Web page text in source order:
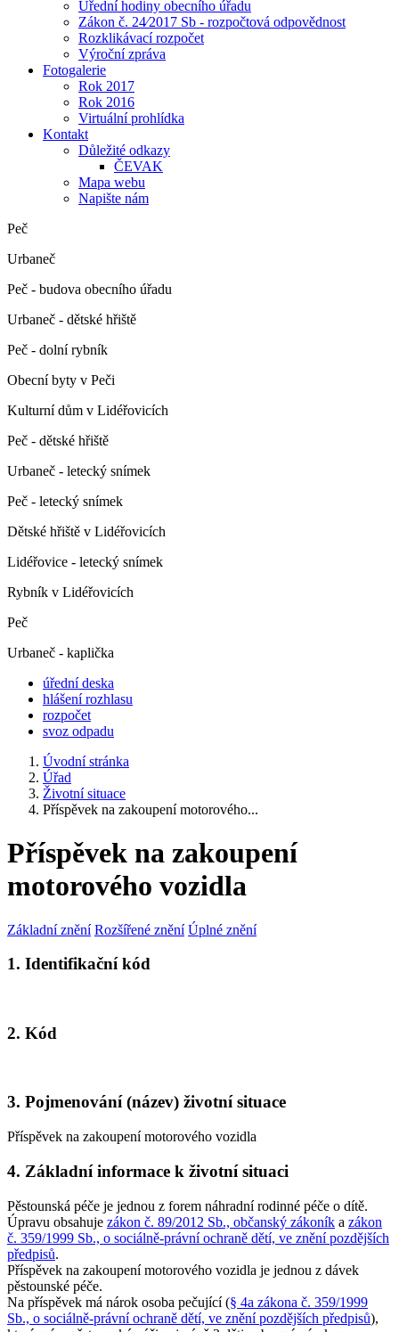
Úřední hodiny obecního úřadu
Zákon č. 24⁄2017 Sb - rozpočtová odpovědnost
Rozklikávací rozpočet
Výroční zpráva
Fotogalerie
Rok 2017
Rok 2016
Virtuální prohlídka
Kontakt
Důležité odkazy
ČEVAK
Mapa webu
Napište nám
Peč
Urbaneč
Peč - budova obecního úřadu
Urbaneč - dětské hřiště
Peč - dolní rybník
Obecní byty v Peči
Kulturní dům v Lidéřovicích
Peč - dětské hřiště
Urbaneč - letecký snímek
Peč - letecký snímek
Dětské hřiště v Lidéřovicích
Lidéřovice - letecký snímek
Rybník v Lidéřovicích
Peč
Urbaneč - kaplička
úřední deska
hlášení rozhlasu
rozpočet
svoz odpadu
Úvodní stránka
Úřad
Životní situace
Příspěvek na zakoupení motorového...
Příspěvek na zakoupení
motorového vozidla
Základní znění Rozšířené znění Úplné znění
1. Identifikační kód
2. Kód
3. Pojmenování (název) životní situace
Příspěvek na zakoupení motorového vozidla
4. Základní informace k životní situaci
Pěstounská péče je jednou z forem náhradní rodinné péče o dítě.
Úpravu obsahuje zákon č. 89/2012 Sb., občanský zákoník a zákon
č. 359/1999 Sb., o sociálně-právní ochraně dětí, ve znění pozdějších
předpisů.
Příspěvek na zakoupení motorového vozidla je jednou z dávek
pěstounské péče.
Na příspěvek má nárok osoba pečující (§ 4a zákona č. 359/1999
Sb., o sociálně-právní ochraně dětí, ve znění pozdějších předpisů),